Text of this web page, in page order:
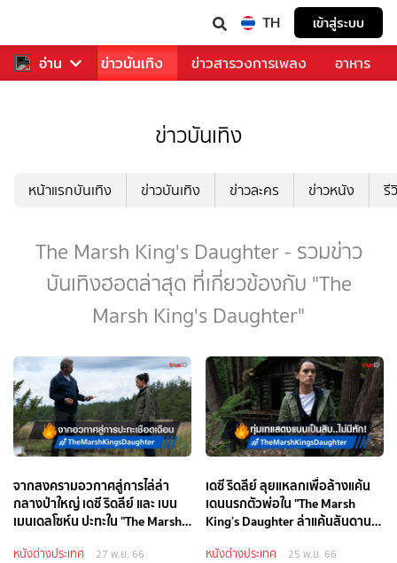
TH เข้าสู่ระบบ
อ่าน
ฬา ข่าว ข่าวบันเทิง ข่าวสารวงการเพลง อาหาร
ข่าวบันเทิง
หน้าแรกบันเทิง ข่าวบันเทิง ข่าวละคร ข่าวหนัง รี
The Marsh King's Daughter - รวมข่าว
บันเทิงฮอตล่าสุด ที่เกี่ยวข้องกับ "The
Marsh King's Daughter"
จากสงครามอวกาศสู่การไล่ล่า
กลางป่าใหญ่ เดซี ริดลีย์ และ เบน
เมนเดลโซห์น ปะทะใน "The Marsh
หนังต่างประเทศ 27 พ.ย. 66
เดซี ริดลีย์ ลุยแหลกเพื่อล้างแค้น
เดนนรกตัวพ่อใน "The Marsh
King’s Daughter ล่าแค้นสันดาน
หนังต่างประเทศ 25 พ.ย. 66